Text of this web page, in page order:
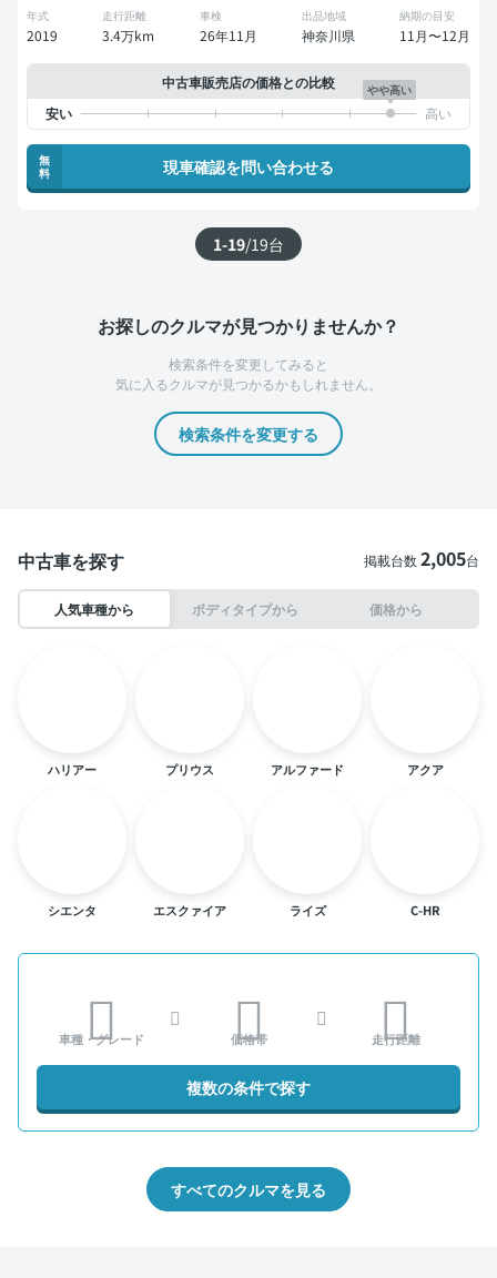
年式
2019
走行距離
3.4万km
車検
26年11月
出品地域
神奈川県
納期の目安
11月〜12月
中古車販売店の価格との比較 やや高い
無
料
現車確認を問い合わせる
1-19/19台
お探しのクルマが見つかりませんか？
検索条件を変更してみると
気に入るクルマが見つかるかもしれません。
検索条件を変更する
中古車を探す 掲載台数2,005台
人気車種から ボディタイプから 価格から
ハリアー プリウス アルファード アクア
シエンタ エスクァイア ライズ C-HR
車種・グレード 価格帯 走行距離
複数の条件で探す
すべてのクルマを見る